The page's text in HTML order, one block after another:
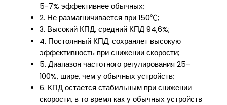
5-7% эффективнее обычных;
2. Не размагничивается при 150℃;
3. Высокий КПД, средний КПД 94,6%;
4. Постоянный КПД, сохраняет высокую
эффективность при снижении скорости;
5. Диапазон частотного регулирования 25-
100%, шире, чем у обычных устройств;
6. КПД остается стабильным при снижении
скорости, в то время как у обычных устройств